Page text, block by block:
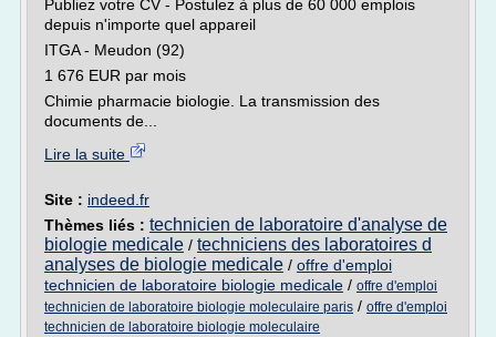
Publiez votre CV - Postulez à plus de 60 000 emplois
depuis n'importe quel appareil
ITGA - Meudon (92)
1 676 EUR par mois
Chimie pharmacie biologie. La transmission des
documents de...
Lire la suite
Site : indeed.fr
Thèmes liés : technicien de laboratoire d'analyse de
biologie medicale / techniciens des laboratoires d
analyses de biologie medicale / offre d'emploi
technicien de laboratoire biologie medicale / offre d'emploi
technicien de laboratoire biologie moleculaire paris / offre d'emploi
technicien de laboratoire biologie moleculaire